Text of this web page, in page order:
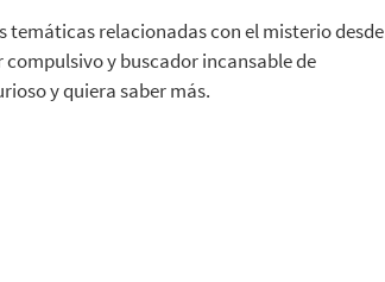
relacionadas con el misterio desde
y buscador incansable de
y quiera saber más.